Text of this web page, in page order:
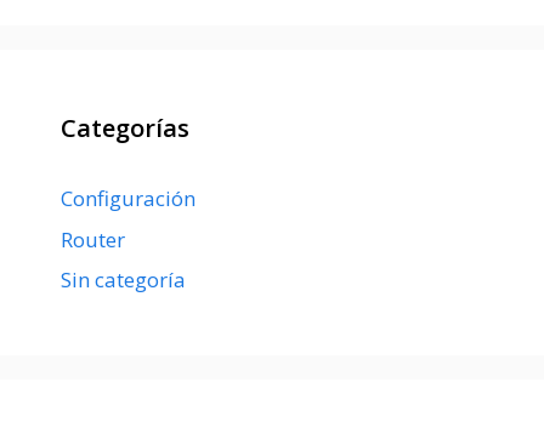
Categorías
Configuración
Router
Sin categoría